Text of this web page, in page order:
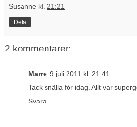
Susanne kl. 21:21
Dela
2 kommentarer:
Marre 9 juli 2011 kl. 21:41
Tack snälla för idag. Allt var
Svara